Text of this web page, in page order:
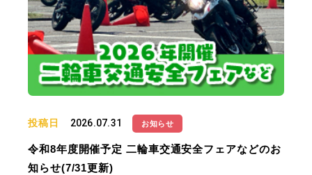
投稿日 2026.07.31 お知らせ
令和8年度開催予定 二輪車交通安全フェアなどのお
知らせ(7/31更新)